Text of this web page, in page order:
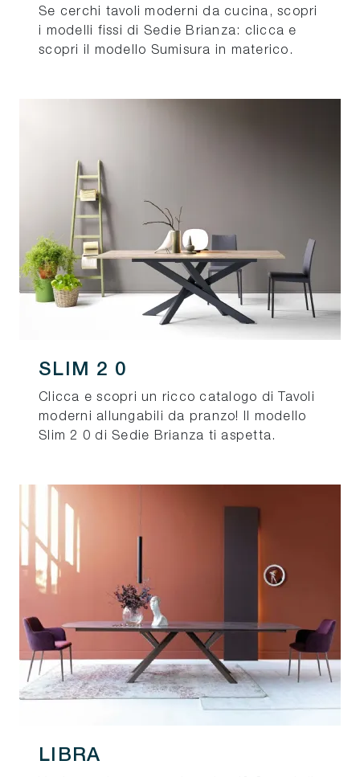
Se cerchi tavoli moderni da cucina, scopri
i modelli fissi di Sedie Brianza: clicca e
scopri il modello Sumisura in materico.
SLIM 2 0
Clicca e scopri un ricco catalogo di Tavoli
moderni allungabili da pranzo! Il modello
Slim 2 0 di Sedie Brianza ti aspetta.
LIBRA